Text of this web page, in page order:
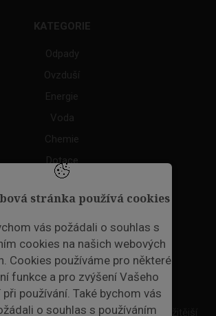
stránka používá cookies
vás požádali o souhlas s
cookies na našich webových
Cookies používáme pro některé
funkce a pro zvýšení Vašeho
používání. Také bychom vás
o souhlas s používáním
KATEGORIE
Odpady
Ovzduší
Energie
Voda
Chemie
Dotace
Akce
ODPADNÍ PLASTY
NEWSLETTER
a my Vám budeme zasílat ty nejdůležitější